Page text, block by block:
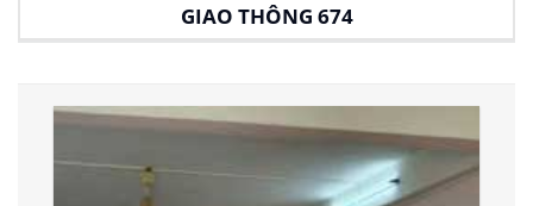
GIAO THÔNG 674